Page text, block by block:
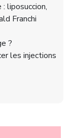
liposuccion,
Franchi
?
les injections